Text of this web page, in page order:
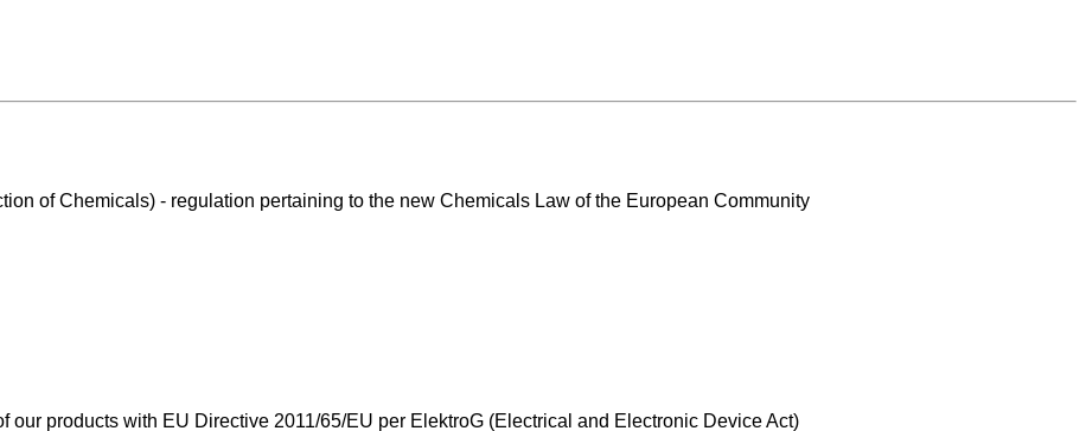
of Chemicals) - regulation pertaining to the new Chemicals Law of the European Community
our products with EU Directive 2011/65/EU per ElektroG (Electrical and Electronic Device Act)